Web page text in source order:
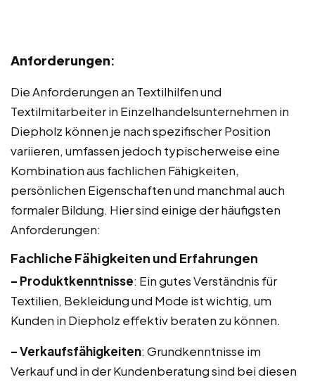
Anforderungen:
Die Anforderungen an Textilhilfen und
Textilmitarbeiter in Einzelhandelsunternehmen in
Diepholz können je nach spezifischer Position
variieren, umfassen jedoch typischerweise eine
Kombination aus fachlichen Fähigkeiten,
persönlichen Eigenschaften und manchmal auch
formaler Bildung. Hier sind einige der häufigsten
Anforderungen:
Fachliche Fähigkeiten und Erfahrungen
– Produktkenntnisse: Ein gutes Verständnis für
Textilien, Bekleidung und Mode ist wichtig, um
Kunden in Diepholz effektiv beraten zu können.
– Verkaufsfähigkeiten: Grundkenntnisse im
Verkauf und in der Kundenberatung sind bei diesen